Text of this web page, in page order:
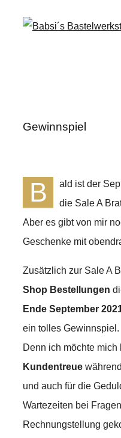
Gewinnspiel
B
ald ist der
die Sale A
Aber es gibt von mir
Geschenke mit
Zusätzlich zur Sale A
Shop Bestellungen
Ende September
ein tolles Gewinnspiel.
Denn ich möchte
Kundentreue
und auch für die
Wartezeiten bei
Rechnungstellung